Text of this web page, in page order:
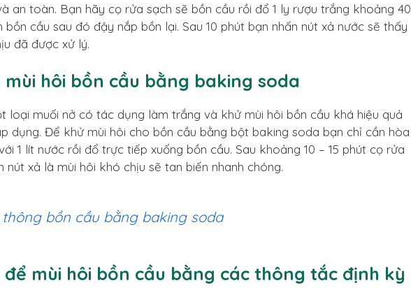
an toàn. Bạn hãy cọ rửa sạch sẽ bồn cầu rồi đổ 1 ly rượu trắng khoảng 40
bồn cầu sau đó đậy nắp bồn lại. Sau 10 phút bạn nhấn nút xả nước sẽ thấy
đã được xử lý.
hôi bồn cầu bằng baking soda
loại muối nở có tác dụng làm trắng và khử mùi hôi bồn cầu khá hiệu quả
dụng. Để khử mùi hôi cho bồn cầu bằng bột baking soda bạn chỉ cần hòa
1 lít nước rồi đổ trực tiếp xuống bồn cầu. Sau khoảng 10 – 15 phút cọ rửa
nút xả là mùi hôi khó chịu sẽ tan biến nhanh chóng.
thông bồn cầu bằng baking soda
để mùi hôi bồn cầu bằng các thông tắc định kỳ